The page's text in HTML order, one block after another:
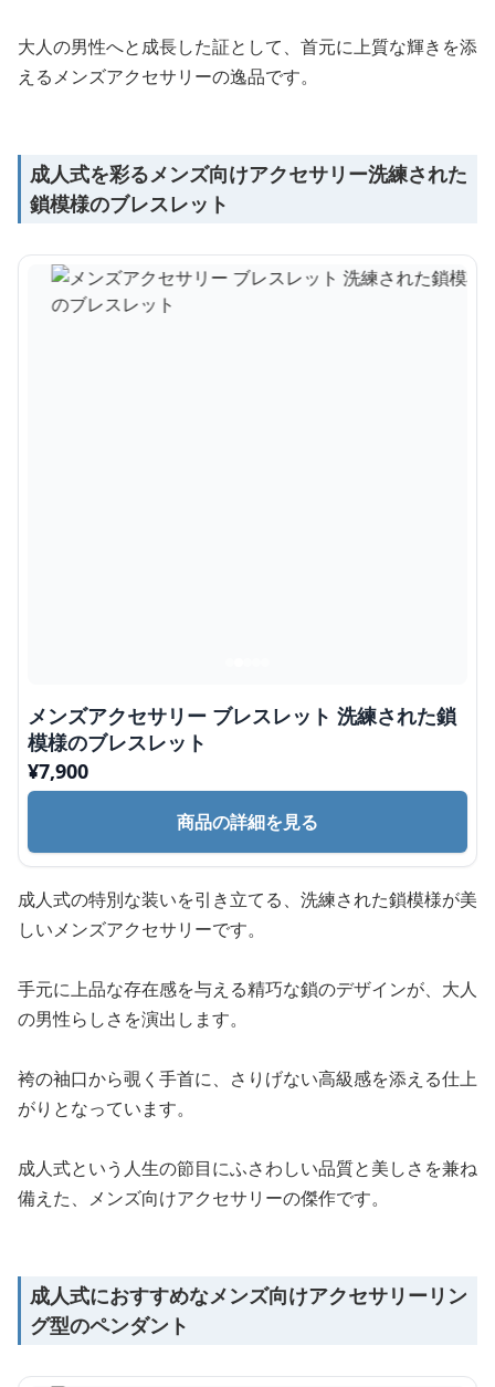
大人の男性へと成長した証として、首元に上質な輝きを添
えるメンズアクセサリーの逸品です。
成人式を彩るメンズ向けアクセサリー洗練された
鎖模様のブレスレット
メンズアクセサリー ブレスレット 洗練された鎖
模様のブレスレット
¥7,900
商品の詳細を見る
成人式の特別な装いを引き立てる、洗練された鎖模様が美
しいメンズアクセサリーです。
手元に上品な存在感を与える精巧な鎖のデザインが、大人
の男性らしさを演出します。
袴の袖口から覗く手首に、さりげない高級感を添える仕上
がりとなっています。
成人式という人生の節目にふさわしい品質と美しさを兼ね
備えた、メンズ向けアクセサリーの傑作です。
成人式におすすめなメンズ向けアクセサリーリン
グ型のペンダント